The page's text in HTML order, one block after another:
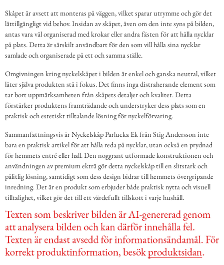
Skåpet är avsett att monteras på väggen, vilket sparar utrymme och gör det
lättillgängligt vid behov. Insidan av skåpet, även om den inte syns på bilden,
antas vara väl organiserad med krokar eller andra fästen för att hålla nycklar
på plats. Detta är särskilt användbart för den som vill hålla sina nycklar
samlade och organiserade på ett och samma ställe.
Omgivningen kring nyckelskåpet i bilden är enkel och ganska neutral, vilket
låter själva produkten stå i fokus. Det finns inga distraherande element som
tar bort uppmärksamheten från skåpets detaljer och kvalitet. Detta
förstärker produktens framträdande och understryker dess plats som en
praktisk och estetiskt tilltalande lösning för nyckelförvaring.
Sammanfattningsvis är Nyckelskåp Parlucka Ek från Stig Andersson inte
bara en praktisk artikel för att hålla reda på nycklar, utan också en prydnad
för hemmets entré eller hall. Den noggrant utformade konstruktionen och
användningen av premium ekträ gör detta nyckelskåp till en slitstark och
pålitlig lösning, samtidigt som dess design bidrar till hemmets övergripande
inredning. Det är en produkt som erbjuder både praktisk nytta och visuell
tilltalighet, vilket gör det till ett värdefullt tillskott i varje hushåll.